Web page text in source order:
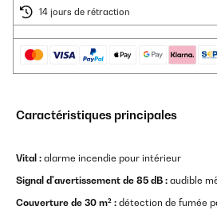
14 jours de rétraction
Caractéristiques principales
Vital : alarme incendie pour intérieur
Signal d'avertissement de 85 dB : audible
Couverture de 30 m² : détection de fumée